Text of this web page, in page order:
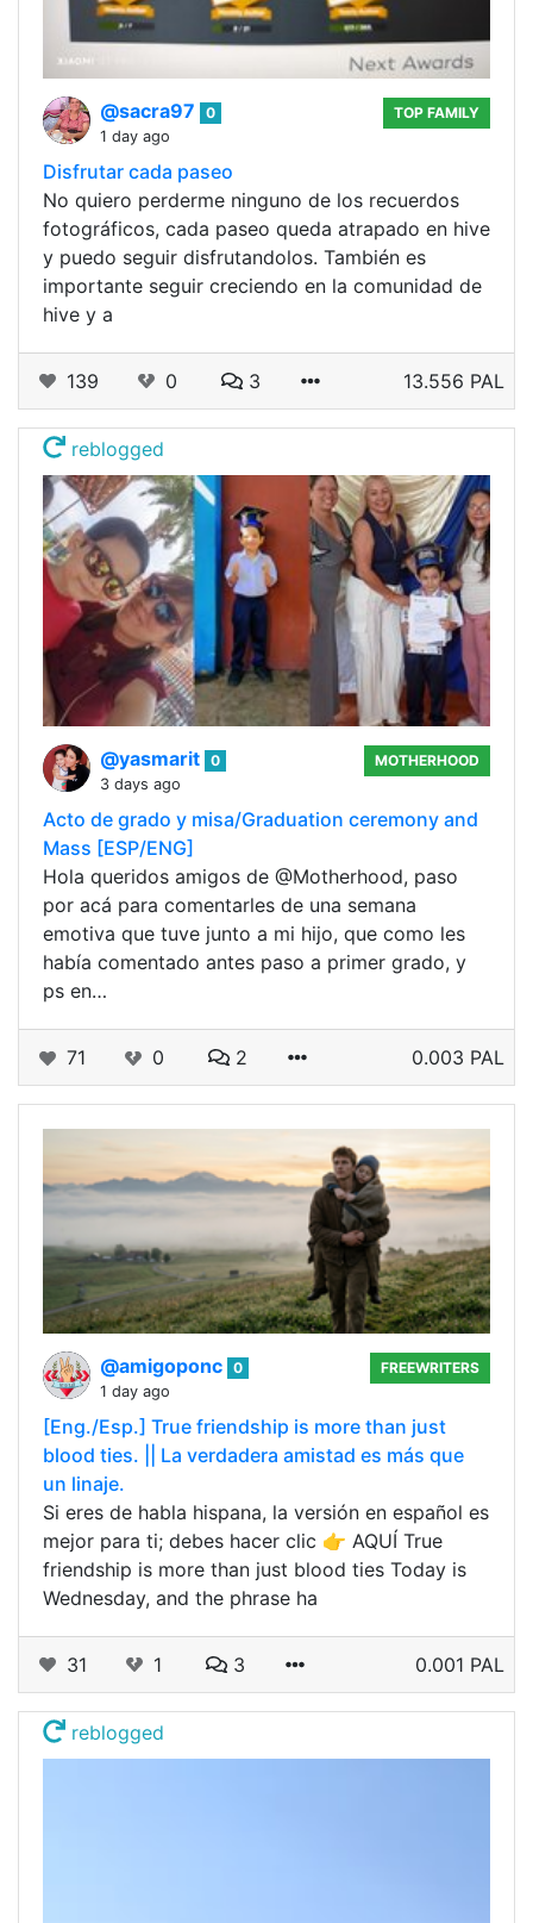
@sacra97
0
1 day ago
TOP FAMILY
Disfrutar cada paseo
No quiero perderme ninguno de los recuerdos
fotográficos, cada paseo queda atrapado en hive
y puedo seguir disfrutandolos. También es
importante seguir creciendo en la comunidad de
hive y a
139 0 3 13.556 PAL
reblogged
@yasmarit 0
3 days ago
MOTHERHOOD
Acto de grado y misa/Graduation ceremony and
Mass [ESP/ENG]
Hola queridos amigos de @Motherhood, paso
por acá para comentarles de una semana
emotiva que tuve junto a mi hijo, que como les
había comentado antes paso a primer grado, y
ps en…
71 0 2 0.003 PAL
@amigoponc 0
1 day ago
FREEWRITERS
[Eng./Esp.] True friendship is more than just
blood ties. || La verdadera amistad es más que
un linaje.
Si eres de habla hispana, la versión en español es
mejor para ti; debes hacer clic 👉 AQUÍ True
friendship is more than just blood ties Today is
Wednesday, and the phrase ha
31 1 3 0.001 PAL
reblogged